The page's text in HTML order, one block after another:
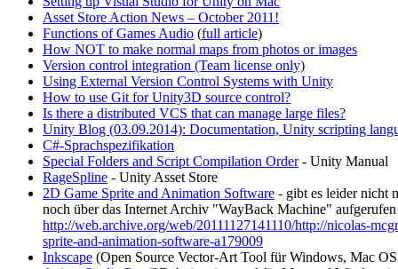
Asset Store Action News – October 2011!
Functions of Games Audio (full article)
How NOT to make normal maps from photos or images
Version control integration (Team license only)
Using External Version Control Systems with Unity
How to use Git for Unity3D source control?
Is there a distributed VCS that can manage large files?
Unity Blog (03.09.2014): Documentation, Unity scripting
C#-Sprachspezifikation
Special Folders and Script Compilation Order- Unity Manual
RageSpline - Unity Asset Store
2D Game Sprite and Animation Software - gibt es leider nicht
noch über das Internet Archiv "WayBack Machine"
http://web.archive.org/web/20111127141110/http://nicolas-
sprite-and-animation-software-a179009
Inkscape (Open Source Vector-Art Tool für Windows, Mac